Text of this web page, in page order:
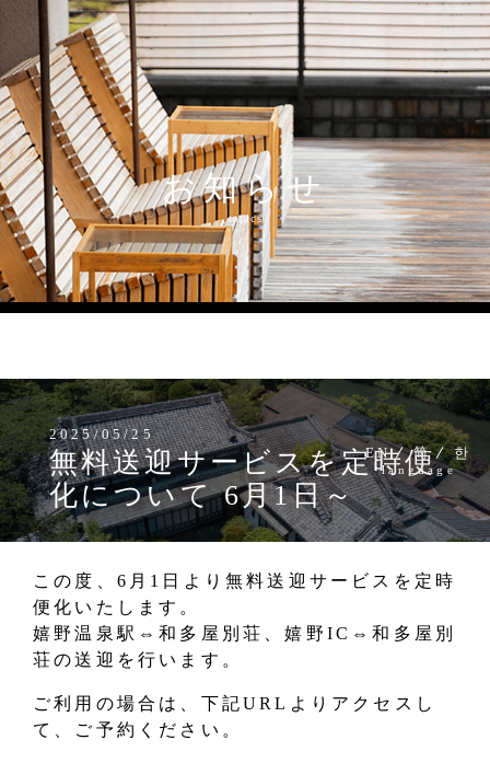
EN 简 한
language
MENU
お知らせ
topics
2025/05/25
無料送迎サービスを定時便
化について 6月1日～
この度、6月1日より無料送迎サービスを定時
便化いたします。
嬉野温泉駅⇔和多屋別荘、嬉野IC⇔和多屋別
荘の送迎を行います。
ご利用の場合は、下記URLよりアクセスし
て、ご予約ください。